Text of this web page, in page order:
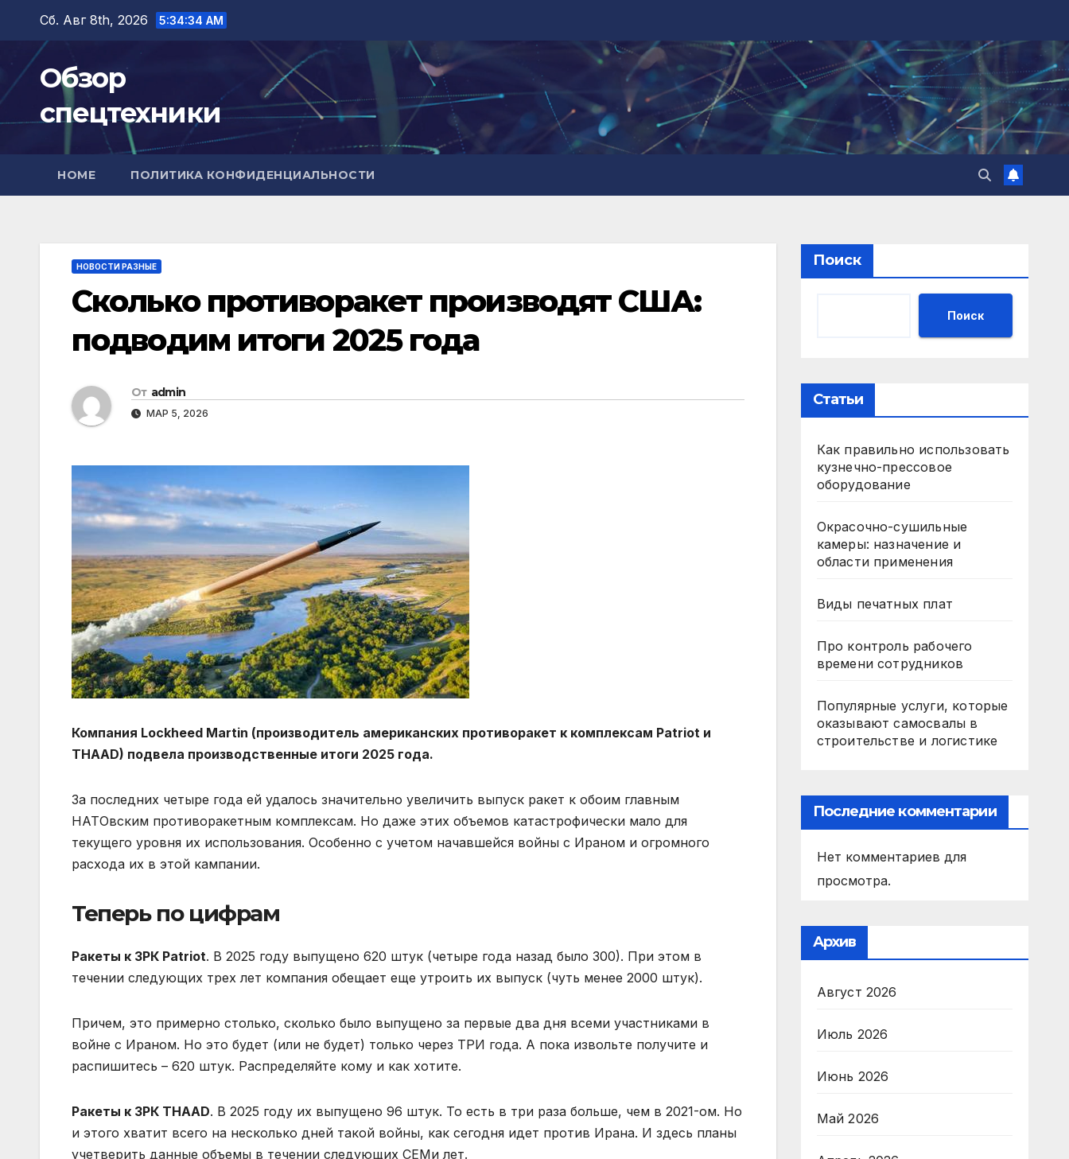
Перейти
содержимому
Сб. Авг 8th, 2026 5:34:35 AM
Обзор
спецтехники
HOME ПОЛИТИКА КОНФИДЕНЦИАЛЬНОСТИ
НОВОСТИ РАЗНЫЕ
Сколько противоракет производят США:
подводим итоги 2025 года
От admin
МАР 5, 2026
Компания Lockheed Martin (производитель американских противоракет к комплексам Patriot и
THAAD) подвела производственные итоги 2025 года.
За последних четыре года ей удалось значительно увеличить выпуск ракет к обоим главным
НАТОвским противоракетным комплексам. Но даже этих объемов катастрофически мало для
текущего уровня их использования. Особенно с учетом начавшейся войны с Ираном и огромного
расхода их в этой кампании.
Теперь по цифрам
Ракеты к ЗРК Patriot. В 2025 году выпущено 620 штук (четыре года назад было 300). При этом в
течении следующих трех лет компания обещает еще утроить их выпуск (чуть менее 2000 штук).
Причем, это примерно столько, сколько было выпущено за первые два дня всеми участниками в
войне с Ираном. Но это будет (или не будет) только через ТРИ года. А пока извольте получите и
распишитесь – 620 штук. Распределяйте кому и как хотите.
Ракеты к ЗРК THAAD. В 2025 году их выпущено 96 штук. То есть в три раза больше, чем в 2021-ом. Но
и этого хватит всего на несколько дней такой войны, как сегодня идет против Ирана. И здесь планы
учетверить данные объемы в течении следующих СЕМи лет.
Поиск
Поиск
Статьи
Как правильно использовать
кузнечно-прессовое
оборудование
Окрасочно-сушильные
камеры: назначение и
области применения
Виды печатных плат
Про контроль рабочего
времени сотрудников
Популярные услуги, которые
оказывают самосвалы в
строительстве и логистике
Последние комментарии
Нет комментариев для
просмотра.
Архив
Август 2026
Июль 2026
Июнь 2026
Май 2026